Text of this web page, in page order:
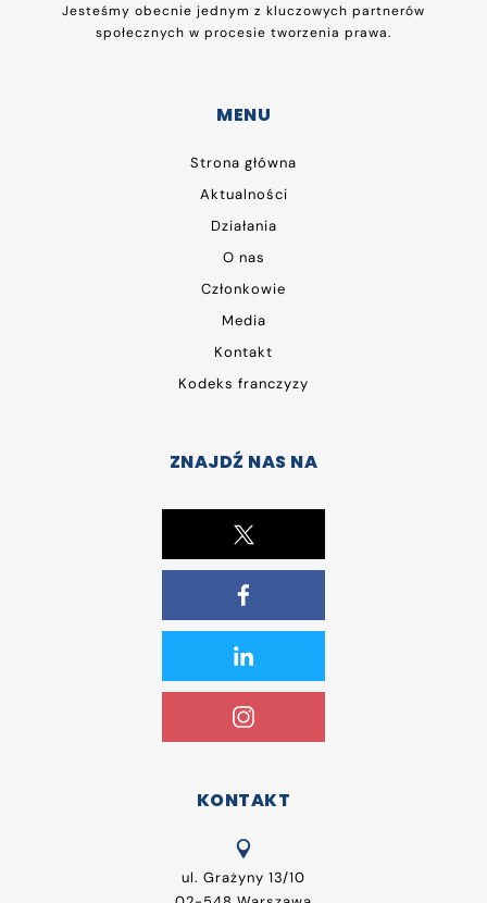
Jesteśmy obecnie jednym z kluczowych partnerów
społecznych w procesie tworzenia prawa.
MENU
Strona główna
Aktualności
Działania
O nas
Członkowie
Media
Kontakt
Kodeks franczyzy
ZNAJDŹ NAS NA
KONTAKT
ul. Grażyny 13/10